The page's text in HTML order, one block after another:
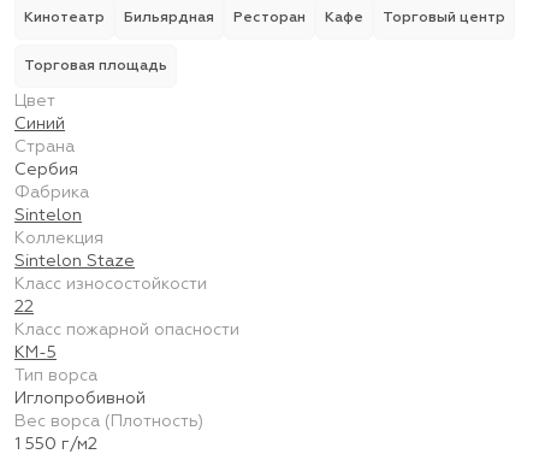
Кинотеатр Бильярдная Ресторан Кафе Торговый центр
Торговая площадь
Цвет
Синий
Страна
Сербия
Фабрика
Sintelon
Коллекция
Sintelon Staze
Класс износостойкости
22
Класс пожарной опасности
КМ-5
Тип ворса
Иглопробивной
Вес ворса (Плотность)
1 550 г/м2